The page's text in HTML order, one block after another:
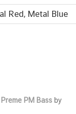
Red, Metal Blue
Preme PM Bass by